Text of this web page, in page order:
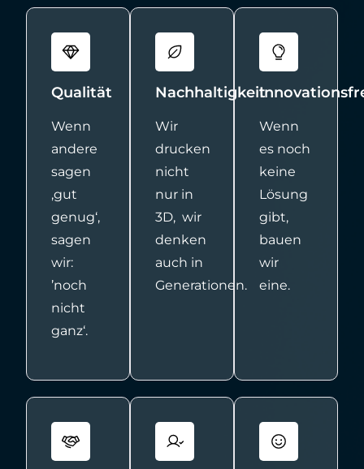
Qualität
Wenn
andere
sagen
‚gut
genug‘,
sagen
wir:
’noch
nicht
ganz‘.
Nachhaltigkeit
Wir
drucken
nicht
nur in
3D, wir
denken
auch in
Generationen.
Wenn
es noch
keine
Lösung
gibt,
bauen
wir
eine.